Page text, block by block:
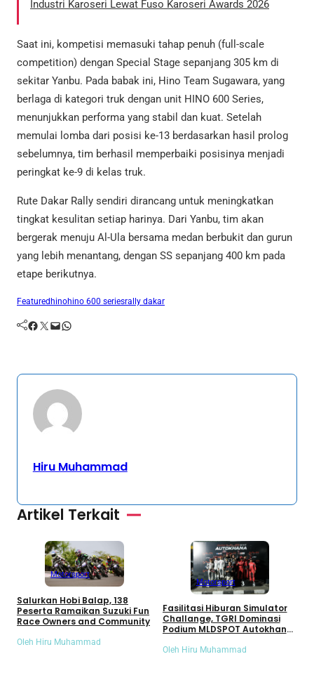
Industri Karoseri Lewat Fuso Karoseri Awards 2026
Saat ini, kompetisi memasuki tahap penuh (full-scale
competition) dengan Special Stage sepanjang 305 km di
sekitar Yanbu. Pada babak ini, Hino Team Sugawara, yang
berlaga di kategori truk dengan unit HINO 600 Series,
menunjukkan performa yang stabil dan kuat. Setelah
memulai lomba dari posisi ke-13 berdasarkan hasil prolog
sebelumnya, tim berhasil memperbaiki posisinya menjadi
peringkat ke-9 di kelas truk.
Rute Dakar Rally sendiri dirancang untuk meningkatkan
tingkat kesulitan setiap harinya. Dari Yanbu, tim akan
bergerak menuju Al-Ula bersama medan berbukit dan gurun
yang lebih menantang, dengan SS sepanjang 400 km pada
etape berikutnya.
Featuredhinohino 600 seriesrally dakar
Facebook Twitter Mail WhatsApp
Hiru Muhammad
Artikel Terkait
Motorsport
Salurkan Hobi Balap, 138
Peserta Ramaikan Suzuki Fun
Race Owners and Community
Oleh Hiru Muhammad
Motorsport
Fasilitasi Hiburan Simulator
Challange, TGRI Dominasi
Podium MLDSPOT Autokhana
Oleh Hiru Muhammad